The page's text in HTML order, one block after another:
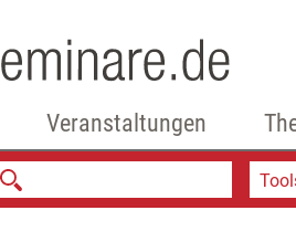
Veranstaltungen